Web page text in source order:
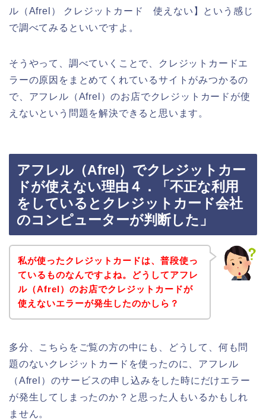
ル（Afrel） クレジットカード 使えない】という感じ
で調べてみるといいですよ。
そうやって、調べていくことで、クレジットカードエ
ラーの原因をまとめてくれているサイトがみつかるの
で、アフレル（Afrel）のお店でクレジットカードが使
えないという問題を解決できると思います。
アフレル（Afrel）でクレジットカー
ドが使えない理由４．「不正な利用
をしているとクレジットカード会社
のコンピューターが判断した」
私が使ったクレジットカードは、普段使っ
ているものなんですよね。どうしてアフレ
ル（Afrel）のお店でクレジットカードが
使えないエラーが発生したのかしら？
多分、こちらをご覧の方の中にも、どうして、何も問
題のないクレジットカードを使ったのに、アフレル
（Afrel）のサービスの申し込みをした時にだけエラー
が発生してしまったのか？と思った人もいるかもしれ
ません。